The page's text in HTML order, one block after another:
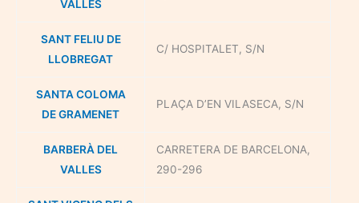
VALLÈS
SANT FELIU DE
LLOBREGAT
C/ HOSPITALET, S/N
SANTA COLOMA
DE GRAMENET
PLAÇA D’EN VILASECA, S/N
BARBERÀ DEL
VALLES
CARRETERA DE BARCELONA,
290-296